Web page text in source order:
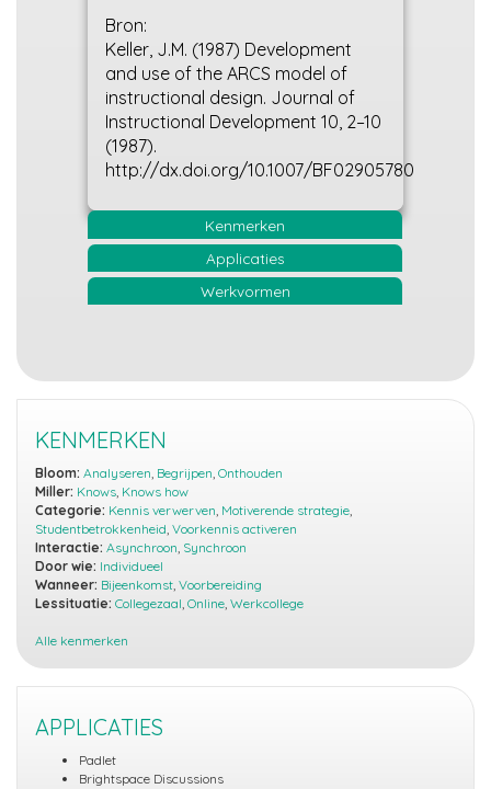
Bron:
Keller, J.M. (1987) Development
and use of the ARCS model of
instructional design. Journal of
Instructional Development 10, 2–10
(1987).
http://dx.doi.org/10.1007/BF02905780
Kenmerken
Applicaties
Werkvormen
KENMERKEN
Bloom: Analyseren, Begrijpen, Onthouden
Miller: Knows, Knows how
Categorie: Kennis verwerven, Motiverende strategie,
Studentbetrokkenheid, Voorkennis activeren
Interactie: Asynchroon, Synchroon
Door wie: Individueel
Wanneer: Bijeenkomst, Voorbereiding
Lessituatie: Collegezaal, Online, Werkcollege
Alle kenmerken
APPLICATIES
Padlet
Brightspace Discussions